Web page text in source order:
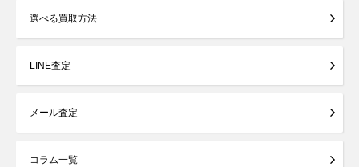
選べる買取方法
LINE査定
メール査定
コラム一覧